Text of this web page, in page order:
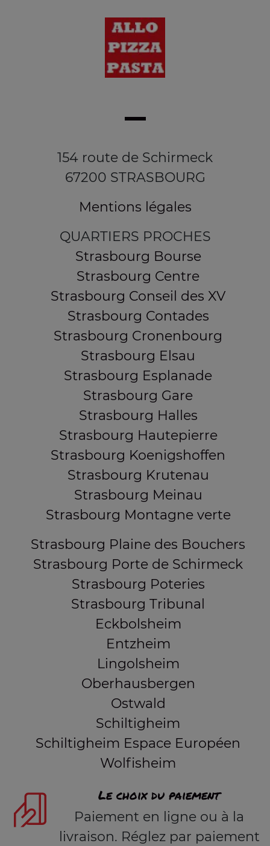
154 route de Schirmeck
67200 STRASBOURG
Mentions légales
QUARTIERS PROCHES
Strasbourg Bourse
Strasbourg Centre
Strasbourg Conseil des XV
Strasbourg Contades
Strasbourg Cronenbourg
Strasbourg Elsau
Strasbourg Esplanade
Strasbourg Gare
Strasbourg Halles
Strasbourg Hautepierre
Strasbourg Koenigshoffen
Strasbourg Krutenau
Strasbourg Meinau
Strasbourg Montagne verte
Strasbourg Plaine des Bouchers
Strasbourg Porte de Schirmeck
Strasbourg Poteries
Strasbourg Tribunal
Eckbolsheim
Entzheim
Lingolsheim
Oberhausbergen
Ostwald
Schiltigheim
Schiltigheim Espace Européen
Wolfisheim
Le choix du paiement
Paiement en ligne ou à la
livraison. Réglez par paiement